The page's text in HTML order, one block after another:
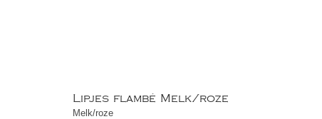
Lipjes flambé Melk/roze
Melk/roze